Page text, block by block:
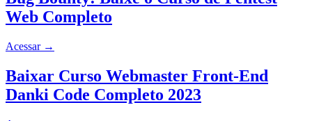
Web Completo
Acessar →
Baixar Curso Webmaster Front-End
Danki Code Completo 2023